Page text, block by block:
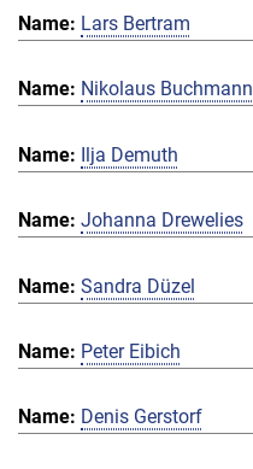
Lars Bertram
Nikolaus Buchmann
Ilja Demuth
Johanna Drewelies
Sandra Düzel
Peter Eibich
Denis Gerstorf